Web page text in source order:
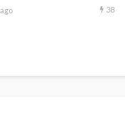
38
los consumidores